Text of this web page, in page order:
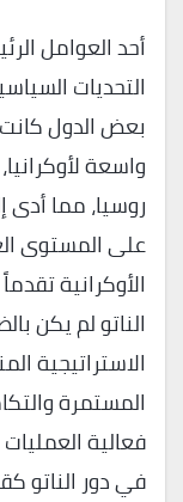
أحد العوامل
التحديات
بعض الدول
واسعة
روسيا، مما
على المستوى
الأوكرانية
الناتو لم يكن
الاستراتيجية
المستمرة
فعالية
في دور الناتو